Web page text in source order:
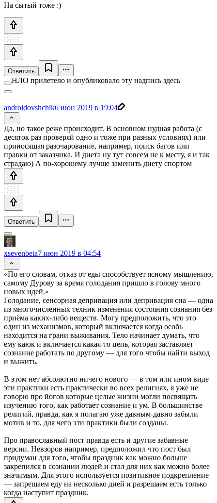
На сытый тоже :)
Ответить
НЛО прилетело и опубликовало эту надпись здесь
androidovshchik6 июн 2019 в 19:04
Да, но такое реже происходит. В основном нудная работа (с
десяток раз проверяй одно и тоже при разных условиях) или
приносящая разочарование, например, поиск багов или
правки от заказчика. И диета ну тут совсем не к месту, я и так
страдаю) А по-хорошему лучше заменить диету спортом
Ответить
xsevenbeta7 июн 2019 в 04:54
«По его словам, отказ от еды способствует ясному мышлению,
самому Дурову за время голодания пришло в голову много
новых идей.»
Голодание, сенсорная депривация или депривация сна — одна
из многочисленных техник изменения состояния сознания без
приёма каких-либо веществ. Могу предположить, что это
один из механизмов, который включается когда особь
находится на грани выживания. Тело начинает думать, что
ему каюк и включается какая-то цепь, которая заставляет
сознание работать по другому — для того чтобы найти выход
и выжить.
В этом нет абсолютно ничего нового — в том или ином виде
эти практики есть практически во всех религиях, я уже не
говорю про йогов которые целые жизни могли посвящать
изучению того, как работает сознание и ум. В большинстве
религий, правда, как я полагаю уже давным-давно забыли
мотив и то, для чего эти практики были созданы.
Про православный пост правда есть и другие забавные
версии. Невзоров например, предположил что пост был
придуман для того, чтобы праздник как можно больше
закрепился в сознании людей и стал для них как можно более
значимым. Для этого используется позитивное подкрепление
— запрещаем еду на несколько дней и разрешаем есть только
когда наступит праздник.